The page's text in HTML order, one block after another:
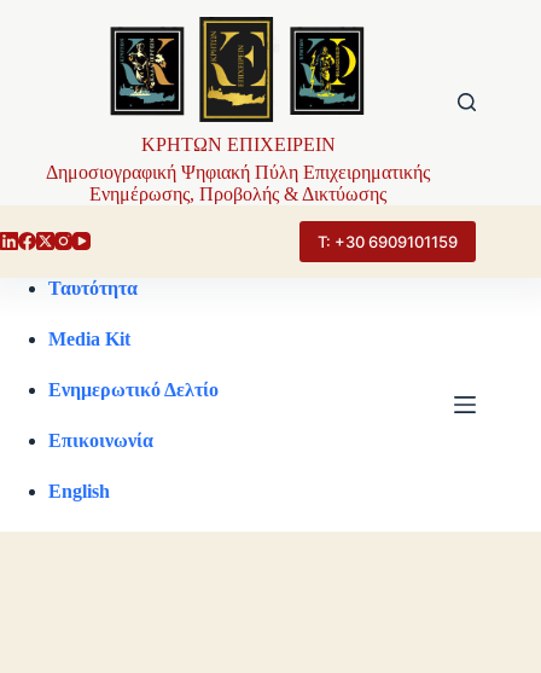
ΚΡΗΤΩΝ ΕΠΙΧΕΙΡΕΙΝ
Δημοσιογραφική Ψηφιακή Πύλη Επιχειρηματικής
Ενημέρωσης, Προβολής & Δικτύωσης
Τ: +30 6909101159
Ταυτότητα
Media Kit
Ενημερωτικό Δελτίο
Επικοινωνία
English